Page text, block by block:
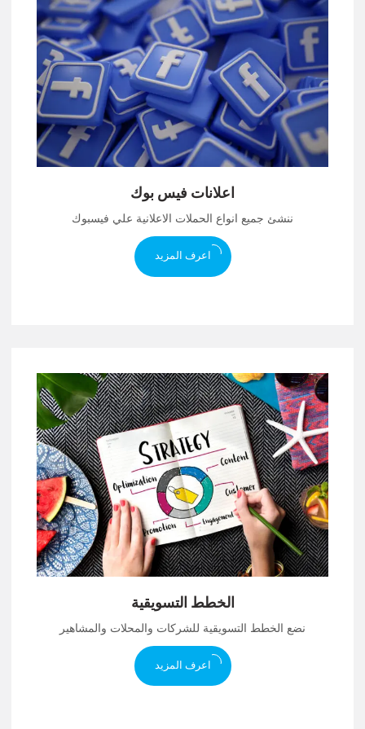
اعلانات فيس بوك
ننشئ جميع انواع الحملات الاعلانية علي فيسبوك
اعرف المزيد
الخطط التسويقية
نضع الخطط التسويقية للشركات والمحلات والمشاهير
اعرف المزيد